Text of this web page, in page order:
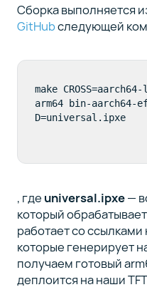
Сборка выполняется
GitHubследующей
make
arm64 bin-aarch64-
D=universal.ipxe
, где universal.ipxe—
который
работает со ссылками
которые генерирует
получаем готовый
деплоится на наши